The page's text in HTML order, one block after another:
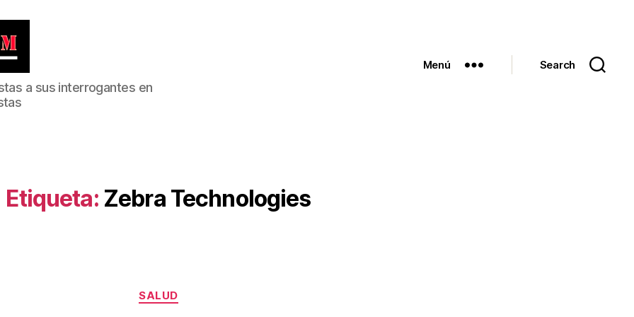
a sus interrogantes en
Menú Search
Etiqueta: Zebra Technologies
Categorías
SALUD